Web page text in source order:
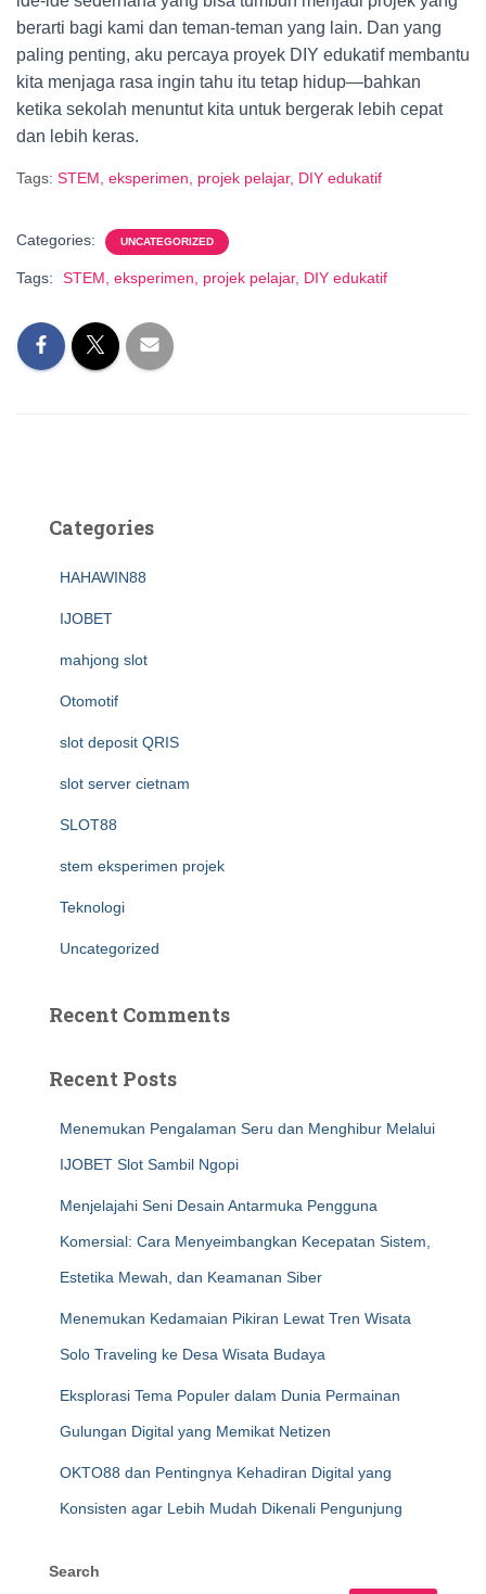
berarti bagi kami dan teman-teman yang lain. Dan yang
paling penting, aku percaya proyek DIY edukatif membantu
kita menjaga rasa ingin tahu itu tetap hidup—bahkan
ketika sekolah menuntut kita untuk bergerak lebih cepat
dan lebih keras.
Tags: STEM, eksperimen, projek pelajar, DIY edukatif
Categories: UNCATEGORIZED
Tags: STEM, eksperimen, projek pelajar, DIY edukatif
Categories
HAHAWIN88
IJOBET
mahjong slot
Otomotif
slot deposit QRIS
slot server cietnam
SLOT88
stem eksperimen projek
Teknologi
Uncategorized
Recent Comments
Recent Posts
Menemukan Pengalaman Seru dan Menghibur Melalui
IJOBET Slot Sambil Ngopi
Menjelajahi Seni Desain Antarmuka Pengguna
Komersial: Cara Menyeimbangkan Kecepatan Sistem,
Estetika Mewah, dan Keamanan Siber
Menemukan Kedamaian Pikiran Lewat Tren Wisata
Solo Traveling ke Desa Wisata Budaya
Eksplorasi Tema Populer dalam Dunia Permainan
Gulungan Digital yang Memikat Netizen
OKTO88 dan Pentingnya Kehadiran Digital yang
Konsisten agar Lebih Mudah Dikenali Pengunjung
Search